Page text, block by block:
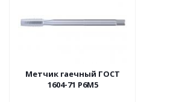
Метчик гаечный ГОСТ
1604-71 Р6М5